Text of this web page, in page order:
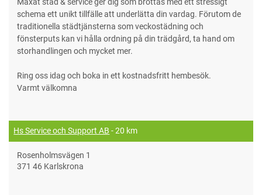
Maxat städ & service ger dig som brottas med ett stressigt
schema ett unikt tillfälle att underlätta din vardag. Förutom de
traditionella städtjänsterna som veckostädning och
fönsterputs kan vi hålla ordning på din trädgård, ta hand om
storhandlingen och mycket mer.
Ring oss idag och boka in ett kostnadsfritt hembesök.
Varmt välkomna
Hs Service och Support AB - 20 km
Rosenholmsvägen 1
371 46 Karlskrona